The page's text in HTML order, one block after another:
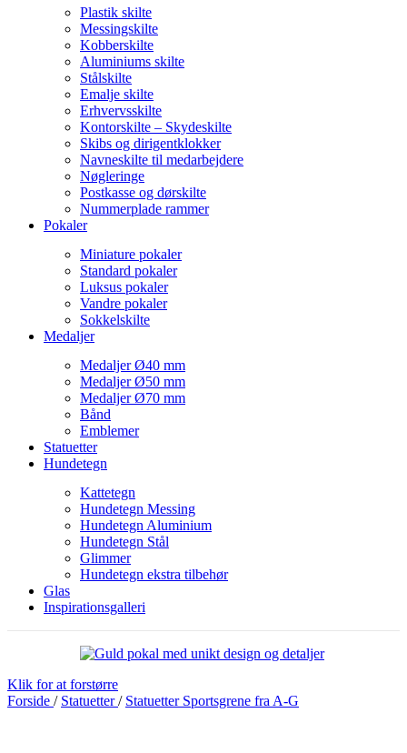
Plastik skilte
Messingskilte
Kobberskilte
Aluminiums skilte
Stålskilte
Emalje skilte
Erhvervsskilte
Kontorskilte – Skydeskilte
Skibs og dirigentklokker
Navneskilte til medarbejdere
Nøgleringe
Postkasse og dørskilte
Nummerplade rammer
Pokaler
Miniature pokaler
Standard pokaler
Luksus pokaler
Vandre pokaler
Sokkelskilte
Medaljer
Medaljer Ø40 mm
Medaljer Ø50 mm
Medaljer Ø70 mm
Bånd
Emblemer
Statuetter
Hundetegn
Kattetegn
Hundetegn Messing
Hundetegn Aluminium
Hundetegn Stål
Glimmer
Hundetegn ekstra tilbehør
Glas
Inspirationsgalleri
Klik for at forstørre
Forside / Statuetter/ Statuetter Sportsgrene fra A-G